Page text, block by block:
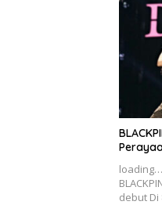
loading…
debut